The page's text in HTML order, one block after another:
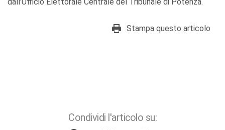
dall’Ufficio Elettorale Centrale del Tribunale di Potenza.
Stampa questo articolo
Condividi l'articolo su: